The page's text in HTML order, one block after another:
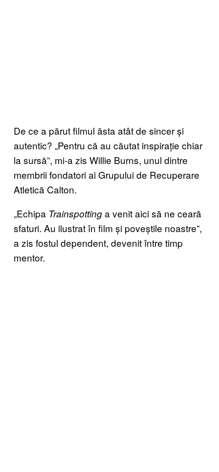
De ce a părut filmul ăsta atât de sincer și
autentic? „Pentru că au căutat inspirație chiar
la sursă”, mi-a zis Willie Burns, unul dintre
membrii fondatori ai Grupului de Recuperare
Atletică Calton.
„Echipa Trainspottinga venit aici să ne ceară
sfaturi. Au ilustrat în film și poveștile noastre”,
a zis fostul dependent, devenit între timp
mentor.